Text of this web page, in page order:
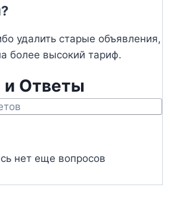
удалить старые объявления,
более высокий тариф.
Ответы
нет еще вопросов